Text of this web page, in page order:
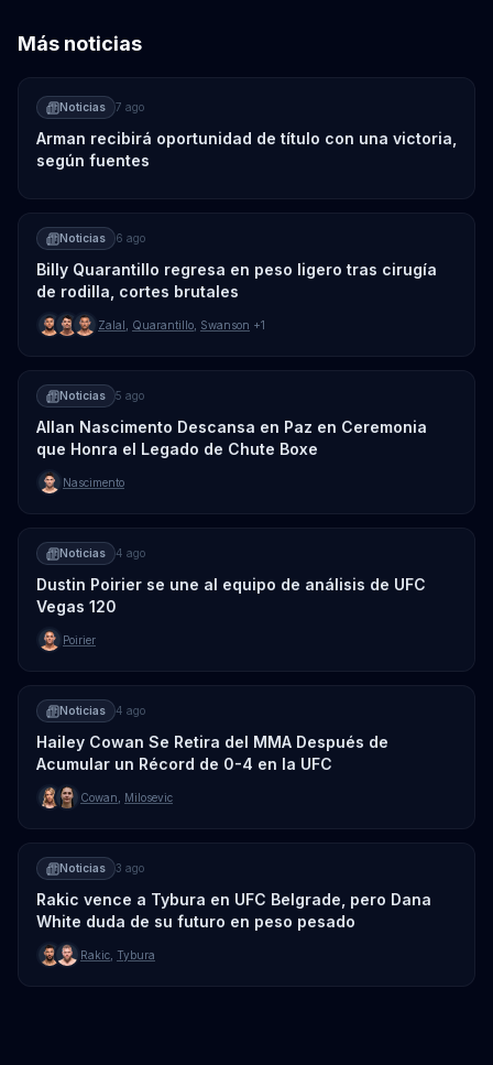
Más noticias
Noticias 7 ago
Arman recibirá oportunidad de título con una victoria,
según fuentes
Noticias 6 ago
Billy Quarantillo regresa en peso ligero tras cirugía
de rodilla, cortes brutales
Zalal Quarantillo Swanson +1
Noticias 5 ago
Allan Nascimento Descansa en Paz en Ceremonia
que Honra el Legado de Chute Boxe
Nascimento
Noticias 4 ago
Dustin Poirier se une al equipo de análisis de UFC
Vegas 120
Poirier
Noticias 4 ago
Hailey Cowan Se Retira del MMA Después de
Acumular un Récord de 0-4 en la UFC
Cowan Milosevic
Noticias 3 ago
Rakic vence a Tybura en UFC Belgrade, pero Dana
White duda de su futuro en peso pesado
Rakic Tybura